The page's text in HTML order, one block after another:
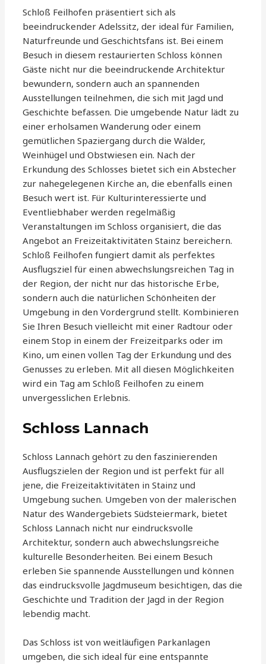
Schloß Feilhofen präsentiert sich als
beeindruckender Adelssitz, der ideal für Familien,
Naturfreunde und Geschichtsfans ist. Bei einem
Besuch in diesem restaurierten Schloss können
Gäste nicht nur die beeindruckende Architektur
bewundern, sondern auch an spannenden
Ausstellungen teilnehmen, die sich mit Jagd und
Geschichte befassen. Die umgebende Natur lädt zu
einer erholsamen Wanderung oder einem
gemütlichen Spaziergang durch die Wälder,
Weinhügel und Obstwiesen ein. Nach der
Erkundung des Schlosses bietet sich ein Abstecher
zur nahegelegenen Kirche an, die ebenfalls einen
Besuch wert ist. Für Kulturinteressierte und
Eventliebhaber werden regelmäßig
Veranstaltungen im Schloss organisiert, die das
Angebot an Freizeitaktivitäten Stainz bereichern.
Schloß Feilhofen fungiert damit als perfektes
Ausflugsziel für einen abwechslungsreichen Tag in
der Region, der nicht nur das historische Erbe,
sondern auch die natürlichen Schönheiten der
Umgebung in den Vordergrund stellt. Kombinieren
Sie Ihren Besuch vielleicht mit einer Radtour oder
einem Stop in einem der Freizeitparks oder im
Kino, um einen vollen Tag der Erkundung und des
Genusses zu erleben. Mit all diesen Möglichkeiten
wird ein Tag am Schloß Feilhofen zu einem
unvergesslichen Erlebnis.
Schloss Lannach
Schloss Lannach gehört zu den faszinierenden
Ausflugszielen der Region und ist perfekt für all
jene, die Freizeitaktivitäten in Stainz und
Umgebung suchen. Umgeben von der malerischen
Natur des Wandergebiets Südsteiermark, bietet
Schloss Lannach nicht nur eindrucksvolle
Architektur, sondern auch abwechslungsreiche
kulturelle Besonderheiten. Bei einem Besuch
erleben Sie spannende Ausstellungen und können
das eindrucksvolle Jagdmuseum besichtigen, das die
Geschichte und Tradition der Jagd in der Region
lebendig macht.
Das Schloss ist von weitläufigen Parkanlagen
umgeben, die sich ideal für eine entspannte